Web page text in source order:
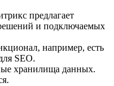
предлагает
и подключаемых
например, есть
SEO.
хранилища данных.